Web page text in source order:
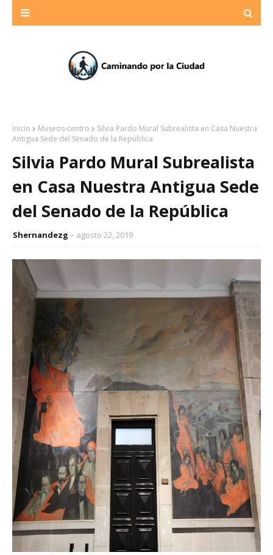
Inicio Museos-centro
Silvia Pardo Mural Subrealista en Casa Nuestra
Antigua Sede del Senado de la República
Silvia Pardo Mural Subrealista
en Casa Nuestra Antigua Sede
del Senado de la República
Shernandezg agosto 22, 2019